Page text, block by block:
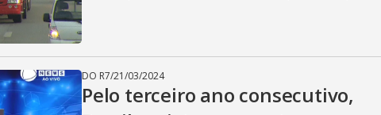
DO R7/21/03/2024
Pelo terceiro ano consecutivo,